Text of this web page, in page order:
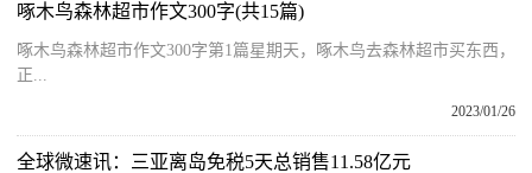
啄木鸟森林超市作文300字(共15篇)
啄木鸟森林超市作文300字第1篇星期天，啄木鸟去森林超市买东西，
正...
2023/01/26
全球微速讯：三亚离岛免税5天总销售11.58亿元